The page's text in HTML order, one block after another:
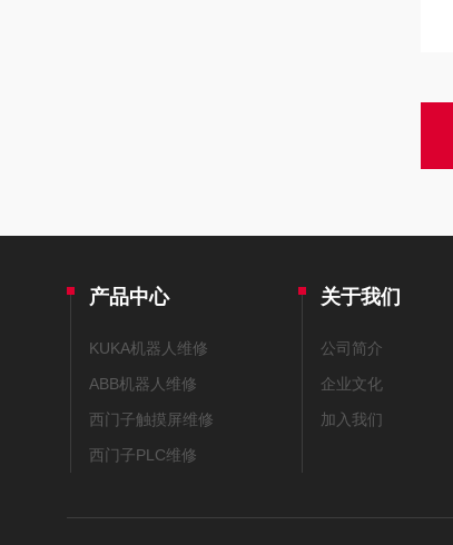
产品中心
KUKA机器人维修
ABB机器人维修
西门子触摸屏维修
西门子PLC维修
关于我们
公司简介
企业文化
加入我们